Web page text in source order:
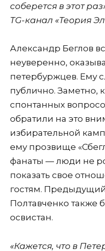
соберется в этот
TG-канал «Теория
Александр Беглов
неуверенно,
петербуржцев. Ему
публично. Заметно,
спонтанных
обратили на это
избирательной
ему прозвище
фанаты — люди не
показать свое
гостям.
Полтавченко также
освистан.
«Кажется, что в